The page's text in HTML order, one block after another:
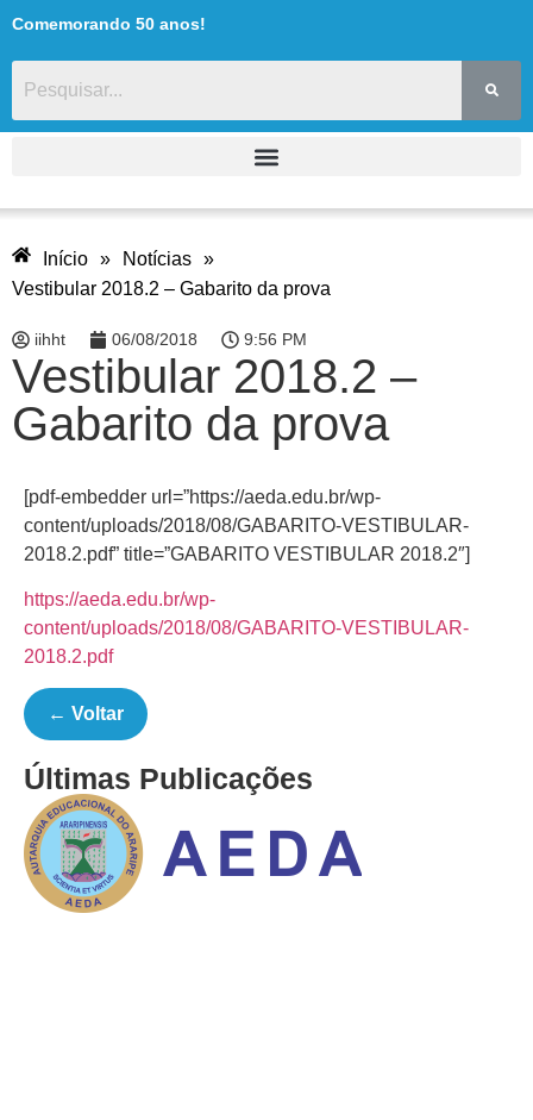
Comemorando 50 anos!
Início » Notícias »
Vestibular 2018.2 – Gabarito da prova
iihht 06/08/2018 9:56 PM
Vestibular 2018.2 –
Gabarito da prova
[pdf-embedder url=”https://aeda.edu.br/wp-
content/uploads/2018/08/GABARITO-VESTIBULAR-
2018.2.pdf” title=”GABARITO VESTIBULAR 2018.2″]
https://aeda.edu.br/wp-
content/uploads/2018/08/GABARITO-VESTIBULAR-
2018.2.pdf
← Voltar
Últimas Publicações